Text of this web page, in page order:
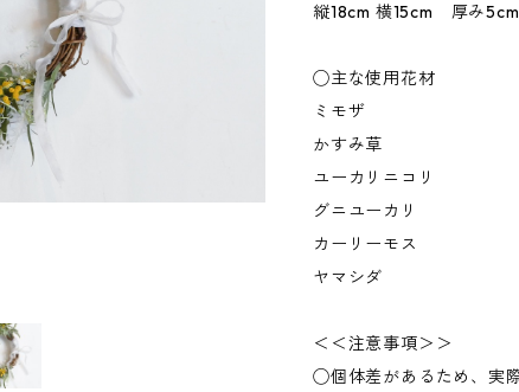
縦18cm 横15cm 厚み5cm
◯主な使用花材
ミモザ
かすみ草
ユーカリニコリ
グニユーカリ
カーリーモス
ヤマシダ
＜＜注意事項＞＞
◯個体差があるため、実